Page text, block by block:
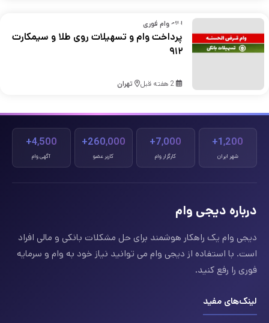
ارائه وام فوری
پرداخت وام و تسهیلات روی طلا و سیمکارت
۹۱۲
2 هفته قبل تهران
1,200+
شهر ایران
7,000+
کارگزار وام
260,000+
کاربر عضو
4,500+
آگهی وام
درباره دیجی وام
دیجی وام یک راهکار هوشمند برای حل مشکلات بانکی و مالی افراد
است. با استفاده از دیجی وام می توانید نیاز خود به وام و سرمایه
فوری را رفع کنید.
لینک‌های مفید